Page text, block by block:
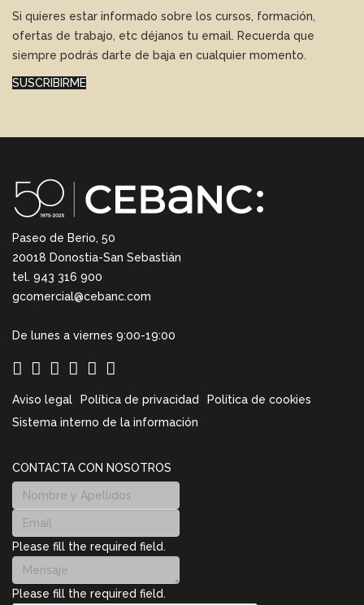
Si quieres estar informado sobre los cursos, formación,
ofertas de trabajo, etc déjanos tu email. Recuerda que
siempre podrás darte de baja en cualquier momento.
SUSCRIBIRME
Paseo de Berio, 50
20018 Donostia-San Sebastián
tel. 943 316 900
gcomercial@cebanc.com
De lunes a viernes 9:00-19:00
Aviso legal Política de privacidad
Política de cookies
Sistema interno de la información
CONTACTA CON NOSOTROS
Please fill the required field.
Please fill the required field.